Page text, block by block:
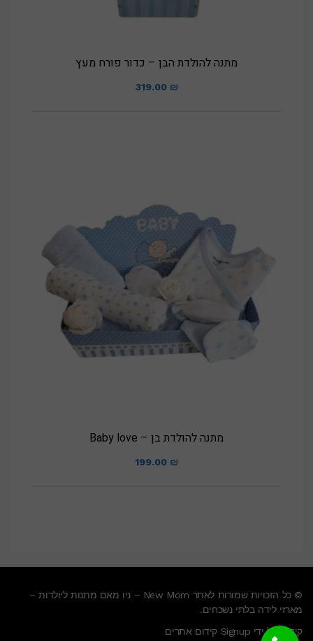
מתנה להולדת הבן – כדור פורח מעץ
319.00 ₪
מתנה להולדת בן – Baby love
199.00 ₪
© כל הזכויות שמורות לאתר New Mom – ניו מאם מתנות ליולדות –
מארזי לידה בלתי נשכחים.
קידום על ידי Signup קידום אתרים